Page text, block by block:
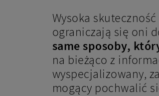
Wysoka
ograniczają się oni
same sposoby,
na bieżąco z
wyspecjalizowany,
mogący pochwalić